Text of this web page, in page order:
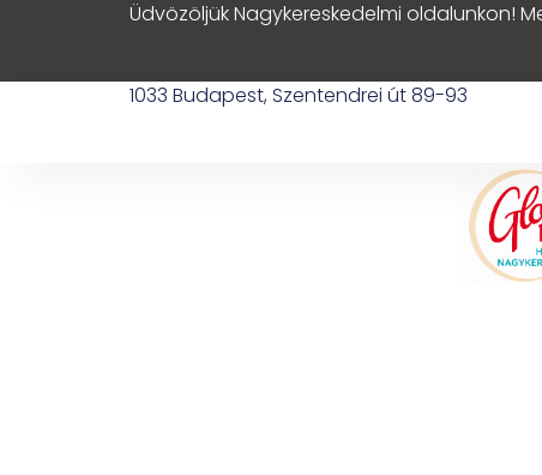
Üdvözöljük Nagykereskedelmi oldalunkon!
1033 Budapest, Szentendrei út 89-93